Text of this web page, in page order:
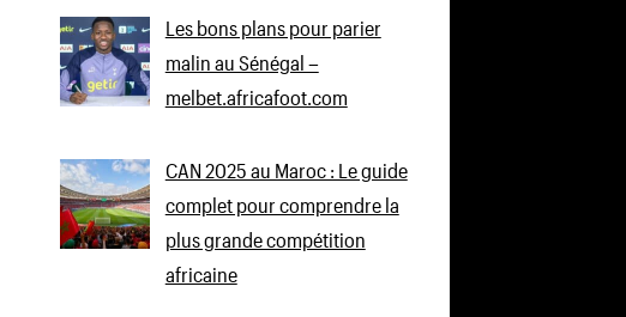
Les bons plans pour parier
malin au Sénégal –
melbet.africafoot.com
CAN 2025 au Maroc : Le guide
complet pour comprendre la
plus grande compétition
africaine